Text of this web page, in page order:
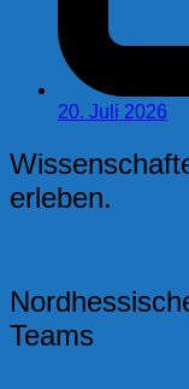
20. Juli 2026
erleben.
Teams